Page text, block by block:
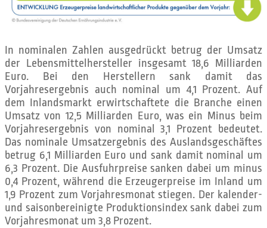
In nominalen Zahlen ausgedrückt betrug der Umsatz
der Lebensmittelhersteller insgesamt 18,6 Milliarden
Euro. Bei den Herstellern sank damit das
Vorjahresergebnis auch nominal um 4,1 Prozent. Auf
dem Inlandsmarkt erwirtschaftete die Branche einen
Umsatz von 12,5 Milliarden Euro, was ein Minus beim
Vorjahresergebnis von nominal 3,1 Prozent bedeutet.
Das nominale Umsatzergebnis des Auslandsgeschäftes
betrug 6,1 Milliarden Euro und sank damit nominal um
6,3 Prozent. Die Ausfuhrpreise sanken dabei um minus
0,4 Prozent, während die Erzeugerpreise im Inland um
1,9 Prozent zum Vorjahresmonat stiegen. Der kalender-
und saisonbereinigte Produktionsindex sank dabei zum
Vorjahresmonat um 3,8 Prozent.